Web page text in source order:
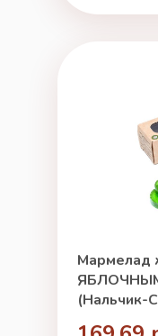
Мармелад
ЯБЛОЧНЫМ
(Нальчик-